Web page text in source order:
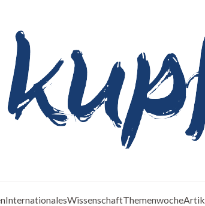
InternationalesWissenschaftThemenwoche